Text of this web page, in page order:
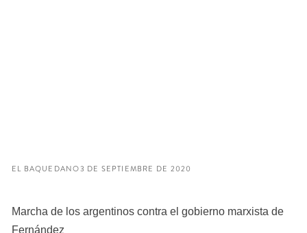
EL BAQUEDANO3 DE SEPTIEMBRE DE 2020
Marcha de los argentinos contra el gobierno marxista de
Fernández